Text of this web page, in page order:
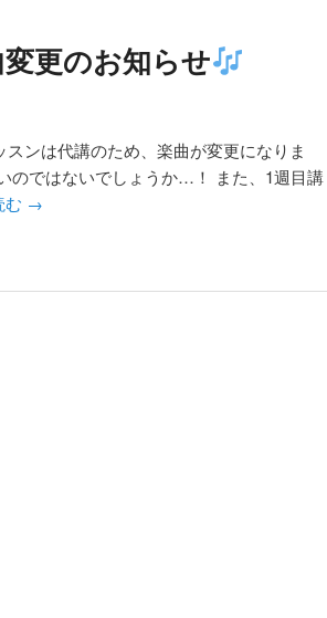
更のお知らせ
ンは代講のため、楽曲が変更になりま
のではないでしょうか…！ また、1週目講
む →